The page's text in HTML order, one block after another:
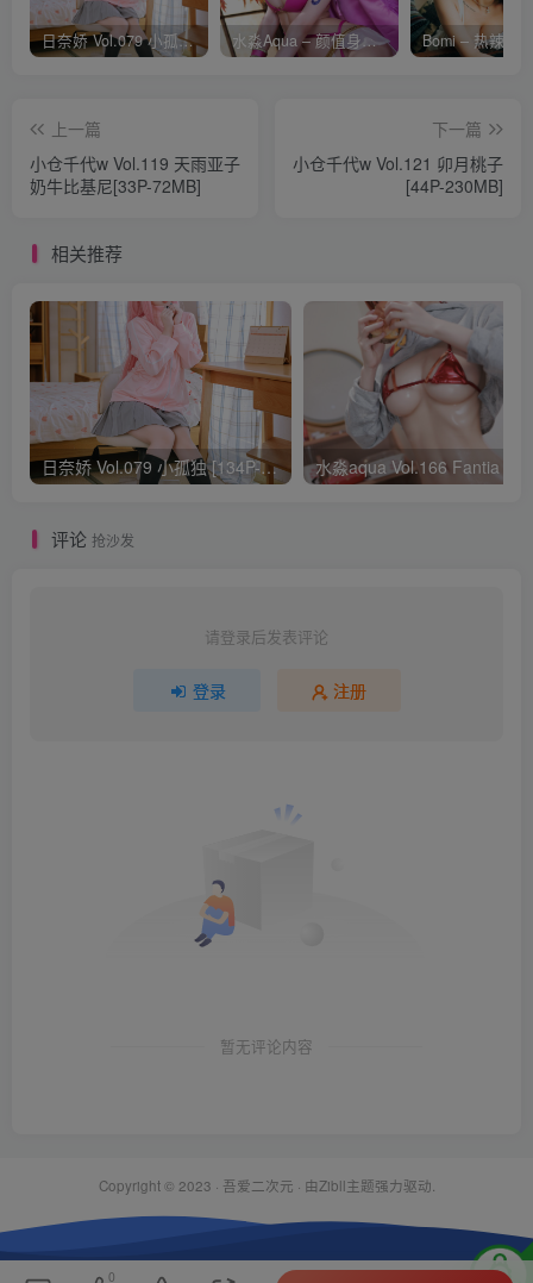
日奈娇 Vol.079 小孤独 [134P-1.84GB] 水淼Aqua – 颜值身材双在线 火爆日本 Cos写真作品合集
上一篇
小仓千代w Vol.119 天雨亚子
奶牛比基尼[33P-72MB]
下一篇
小仓千代w Vol.121 卯月桃子
[44P-230MB]
相关推荐
日奈娇 Vol.079 小孤独 [134P-1.84GB]
评论 抢沙发
请登录后发表评论
登录 注册
暂无评论内容
Copyright © 2023 · 吾爱二次元 · 由Zibll主题强力驱动.
0